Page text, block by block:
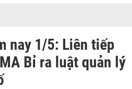
nay 1/5: Liên tiếp
Bỉ ra luật quản lý